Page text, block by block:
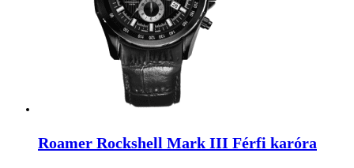
Roamer Rockshell Mark III Férfi karóra